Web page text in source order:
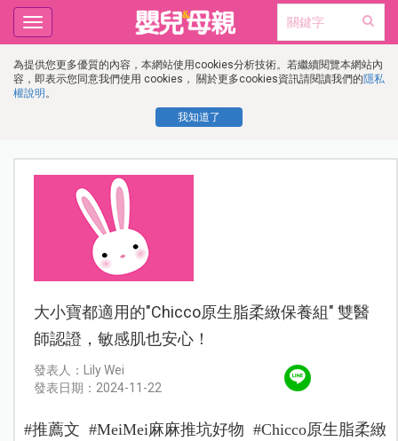
為提供您更多優質的內容，本網站使用cookies分析技術。若繼續閱覽本網站內
容，即表示您同意我們使用 cookies， 關於更多cookies資訊請閱讀我們的隱私
權說明 。
我知道了
Toggle
navigation
大小寶都適用的"Chicco原生脂柔緻保養組" 雙醫
師認證，敏感肌也安心！
發表人：Lily Wei
發表日期：2024-11-22
#推薦文 #MeiMei麻麻推坑好物 #Chicco原生脂柔緻